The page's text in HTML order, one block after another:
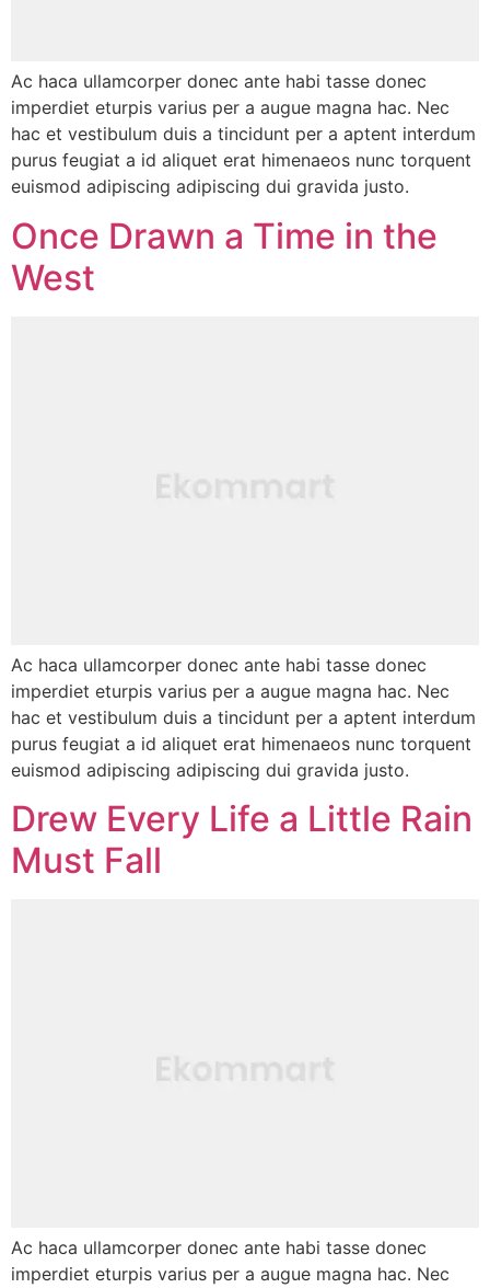
Ac haca ullamcorper donec ante habi tasse donec
imperdiet eturpis varius per a augue magna hac. Nec
hac et vestibulum duis a tincidunt per a aptent interdum
purus feugiat a id aliquet erat himenaeos nunc torquent
euismod adipiscing adipiscing dui gravida justo.
Once Drawn a Time in the
West
Ac haca ullamcorper donec ante habi tasse donec
imperdiet eturpis varius per a augue magna hac. Nec
hac et vestibulum duis a tincidunt per a aptent interdum
purus feugiat a id aliquet erat himenaeos nunc torquent
euismod adipiscing adipiscing dui gravida justo.
Drew Every Life a Little Rain
Must Fall
Ac haca ullamcorper donec ante habi tasse donec
imperdiet eturpis varius per a augue magna hac. Nec